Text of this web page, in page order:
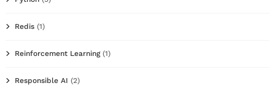
Redis (1)
Reinforcement Learning(1)
Responsible AI (2)